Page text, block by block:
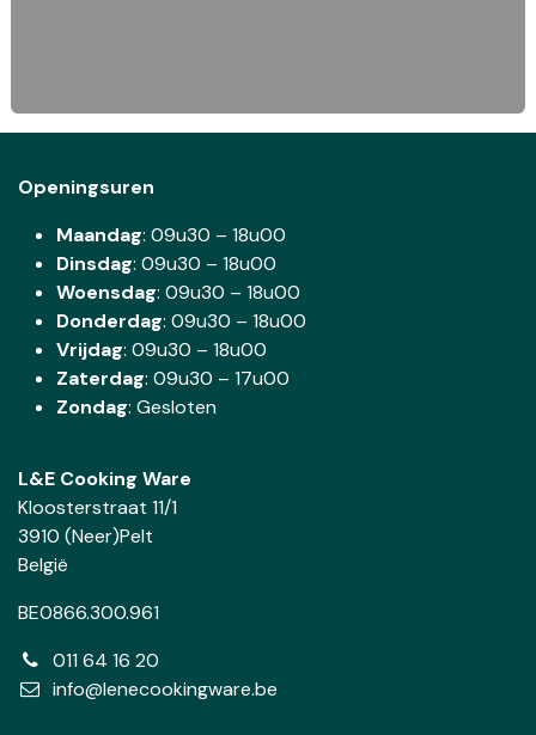
Openingsuren
Maandag: 09u30 – 18u00
Dinsdag: 09u30 – 18u00
Woensdag: 09u30 – 18u00
Donderdag: 09u30 – 18u00
Vrijdag: 09u30 – 18u00
Zaterdag: 09u30 – 17u00
Zondag: Gesloten
L&E Cooking Ware
Kloosterstraat 11/1
3910 (Neer)Pelt
België
BE0866.300.961
011 64 16 20
info@lenecookingware.be